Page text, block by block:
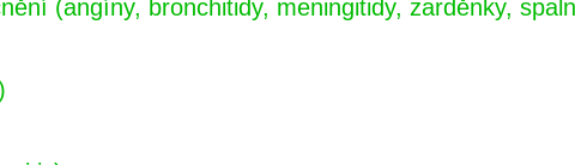
(angíny, bronchitidy, meningitidy, zarděnky,